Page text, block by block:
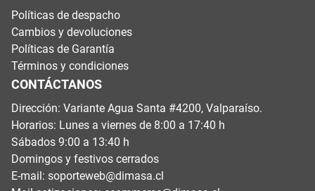
Políticas de despacho
Cambios y devoluciones
Políticas de Garantía
Términos y condiciones
CONTÁCTANOS
Dirección: Variante Agua Santa #4200, Valparaíso.
Horarios: Lunes a viernes de 8:00 a 17:40 h
Sábados 9:00 a 13:40 h
Domingos y festivos cerrados
E-mail: soporteweb@dimasa.cl